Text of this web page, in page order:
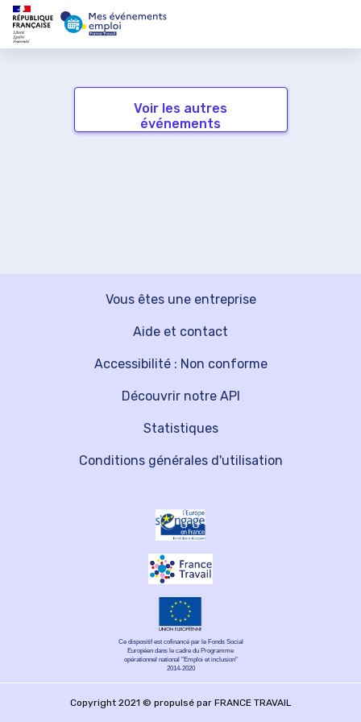
Voir les autres
événements
Vous êtes une entreprise
Découvrir notre API
Aide et contact
Statistiques
Accessibilité : Non conforme
Conditions générales d'utilisation
Ce dispositif est cofinancé par le Fonds Social
Européen dans le cadre du Programme
opérationnel national "Emploi et inclusion"
2014-2020
Copyright 2021 © propulsé par FRANCE TRAVAIL